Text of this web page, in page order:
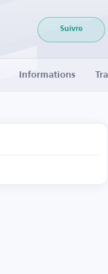
Suivre
Informations